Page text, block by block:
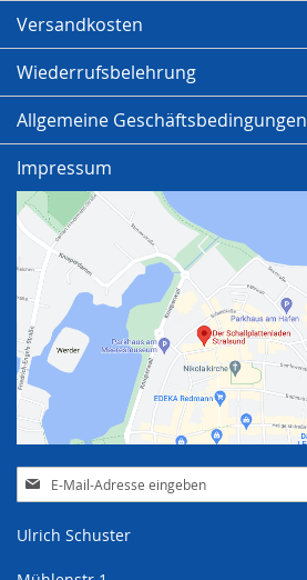
Versandkosten
Wiederrufsbelehrung
Allgemeine Geschäftsbedingungen
Impressum
Anmeldung
zum
Ulrich Schuster